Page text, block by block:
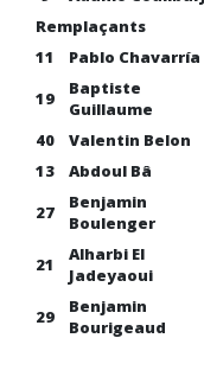
Remplaçants
11
Pablo Chavarría
19
Baptiste
Guillaume
40
Valentin Belon
13
Abdoul Bâ
27
Benjamin
Boulenger
21
Alharbi El
Jadeyaoui
29
Benjamin
Bourigeaud